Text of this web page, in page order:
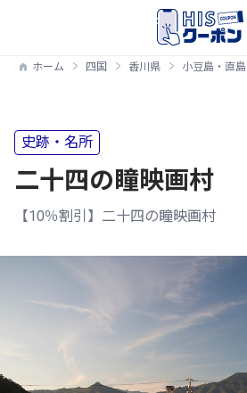
ホーム 四国 香川県 小豆島・直島
史跡・名所
二十四の瞳映画村
【10％割引】二十四の瞳映画村